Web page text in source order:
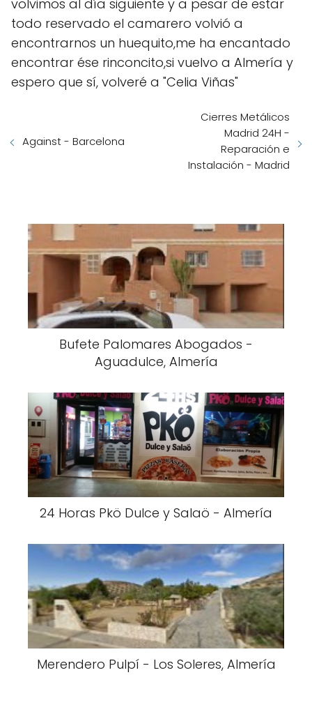
volvimos al día siguiente y a pesar de estar
todo reservado el camarero volvió a
encontrarnos un huequito,me ha encantado
encontrar ése rinconcito,si vuelvo a Almería y
espero que sí, volveré a "Celia Viñas"
Against - Barcelona
Cierres Metálicos
Madrid 24H -
Reparación e
Instalación - Madrid
Bufete Palomares Abogados -
Aguadulce, Almería
24 Horas Pkö Dulce y Salaö - Almería
Merendero Pulpí - Los Soleres, Almería